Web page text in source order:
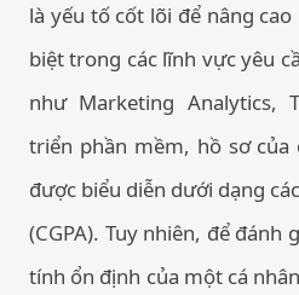
là yếu tố cốt lõi để nâng
biệt trong các lĩnh vực yêu
như Marketing Analytics,
triển phần mềm, hồ sơ của
được biểu diễn dưới dạng
(CGPA). Tuy nhiên, để
tính ổn định của một cá